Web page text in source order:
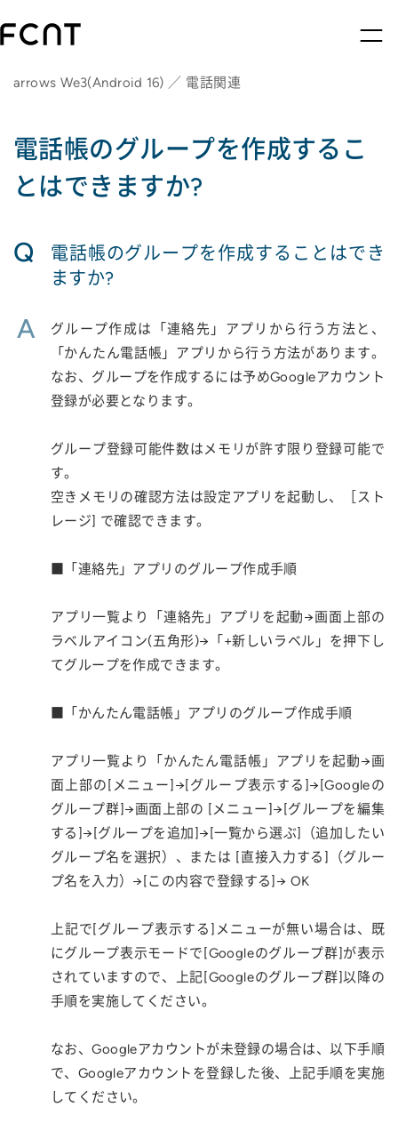
arrows We3(Android 16) ／ 電話関連
電話帳のグループを作成するこ
とはできますか?
Q
電話帳のグループを作成することはでき
ますか?
A
グループ作成は「連絡先」アプリから行う方法と、
「かんたん電話帳」アプリから行う方法があります。
なお、グループを作成するには予めGoogleアカウント
登録が必要となります。
グループ登録可能件数はメモリが許す限り登録可能で
す。
空きメモリの確認方法は設定アプリを起動し、［スト
レージ] で確認できます。
■「連絡先」アプリのグループ作成手順
アプリ一覧より「連絡先」アプリを起動→画面上部の
ラベルアイコン(五角形)→「+新しいラベル」を押下し
てグループを作成できます。
■「かんたん電話帳」アプリのグループ作成手順
アプリ一覧より「かんたん電話帳」アプリを起動→画
面上部の[メニュー]→[グループ表示する]→[Googleの
グループ群]→画面上部の [メニュー]→[グループを編集
する]→[グループを追加]→[一覧から選ぶ]（追加したい
グループ名を選択）、または [直接入力する]（グルー
プ名を入力）→[この内容で登録する]→ OK
上記で[グループ表示する]メニューが無い場合は、既
にグループ表示モードで[Googleのグループ群]が表示
されていますので、上記[Googleのグループ群]以降の
手順を実施してください。
なお、Googleアカウントが未登録の場合は、以下手順
で、Googleアカウントを登録した後、上記手順を実施
してください。